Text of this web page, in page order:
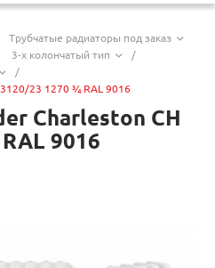
Трубчатые радиаторы под заказ
3-х колончатый тип
/
/
23 1270 ¾ RAL 9016
Charleston CH
9016